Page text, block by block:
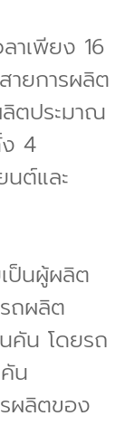
าเพียง 16
ายการผลิต
ตประมาณ
4
นต์และ
ป็นผู้ผลิต
ถผลิต
คัน โดยรถ
น
ผลิตของ